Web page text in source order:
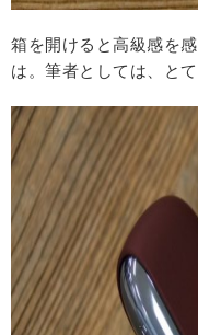
箱を開けると高級感を
は。筆者としては、と